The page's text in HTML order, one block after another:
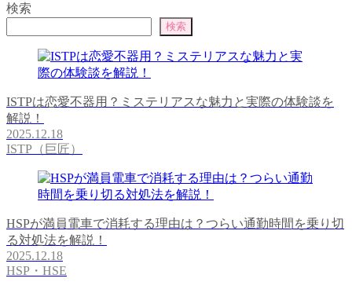
検索
検索
ISTPは恋愛不器用？ミステリアスな魅力と実際の体験談を
解説！
2025.12.18
ISTP（巨匠）
HSPが満員電車で消耗する理由は？つらい通勤時間を乗り切
る対処法を解説！
2025.12.18
HSP・HSE